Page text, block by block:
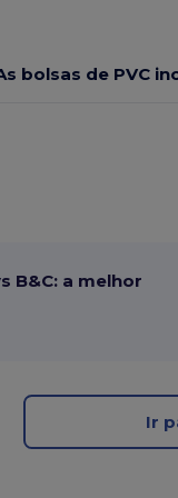
bolsas de PVC
B&C: a melhor
Ir